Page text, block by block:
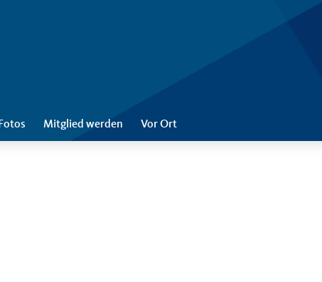
Fotos Mitglied werden Vor Ort